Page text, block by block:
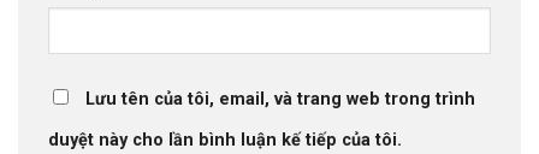
Lưu tên của tôi, email, và trang web trong trình
duyệt này cho lần bình luận kế tiếp của tôi.